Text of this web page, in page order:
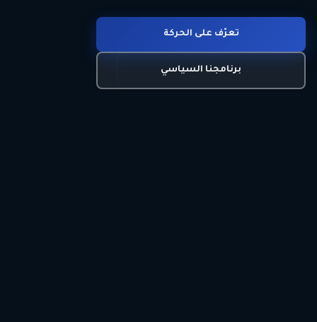
تعرّف على الحركة
برنامجنا السياسي
انضم للحركة
اتصل بنا